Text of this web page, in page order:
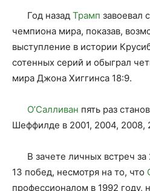
Год назад Трамп завоевал
чемпиона мира, показав,
выступление в истории
сотенных серий и обыграл
мира Джона Хиггинса 18:9.
О’Салливан пять раз
Шеффилде в 2001, 2004, 2008,
В зачете личных встреч
13 побед, несмотря на то, что
профессионалом в 1992 году,